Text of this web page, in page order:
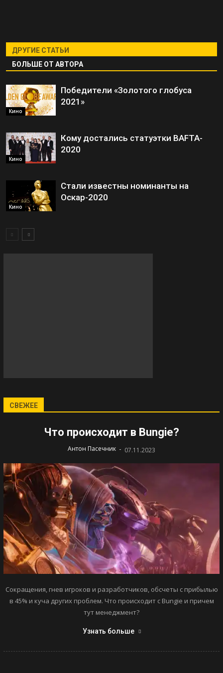
ДРУГИЕ СТАТЬИ
БОЛЬШЕ ОТ АВТОРА
Кино
Победители «Золотого глобуса
2021»
Кино
Кому достались статуэтки BAFTA-
2020
Кино
Стали известны номинанты на
Оскар-2020
СВЕЖЕЕ
Что происходит в Bungie?
Антон Пасечник - 07.11.2023
Сокращения, гнев игроков и разработчиков, обсчеты с прибылью
в 45% и куча других проблем. Что происходит с Bungie и причем
тут менеджмент?
Узнать больше